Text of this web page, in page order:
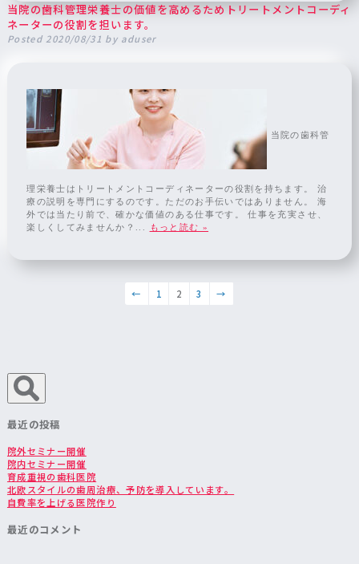
当院の歯科管理栄養士の価値を高めるためトリートメントコーディ
ネーターの役割を担います。
Posted 2020/08/31 by aduser
当院の歯科管
理栄養士はトリートメントコーディネーターの役割を持ちます。 治
療の説明を専門にするのです。ただのお手伝いではありません。 海
外では当たり前で、確かな価値のある仕事です。 仕事を充実させ、
楽しくしてみませんか？...
もっと読む »
← 1 2 3 →
最近の投稿
院外セミナー開催
院内セミナー開催
育成重視の歯科医院
北欧スタイルの歯周治療、予防を導入しています。
自費率を上げる医院作り
最近のコメント